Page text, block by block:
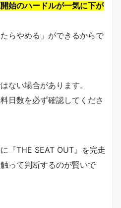
始のハードルが一気に下が
らやめる」ができるからで
ない場合があります。
日数を必ず確認してくださ
『THE SEAT OUT』を完走
って判断するのが賢いで